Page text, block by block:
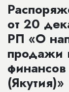
от 20
РП «О
продажи
(Якутия)»